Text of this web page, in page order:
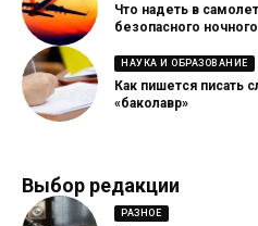
Что надеть в
безопасного
НАУКА И ОБРАЗОВАНИЕ
Как пишется писать
«баколавр»
Выбор редакции
РАЗНОЕ